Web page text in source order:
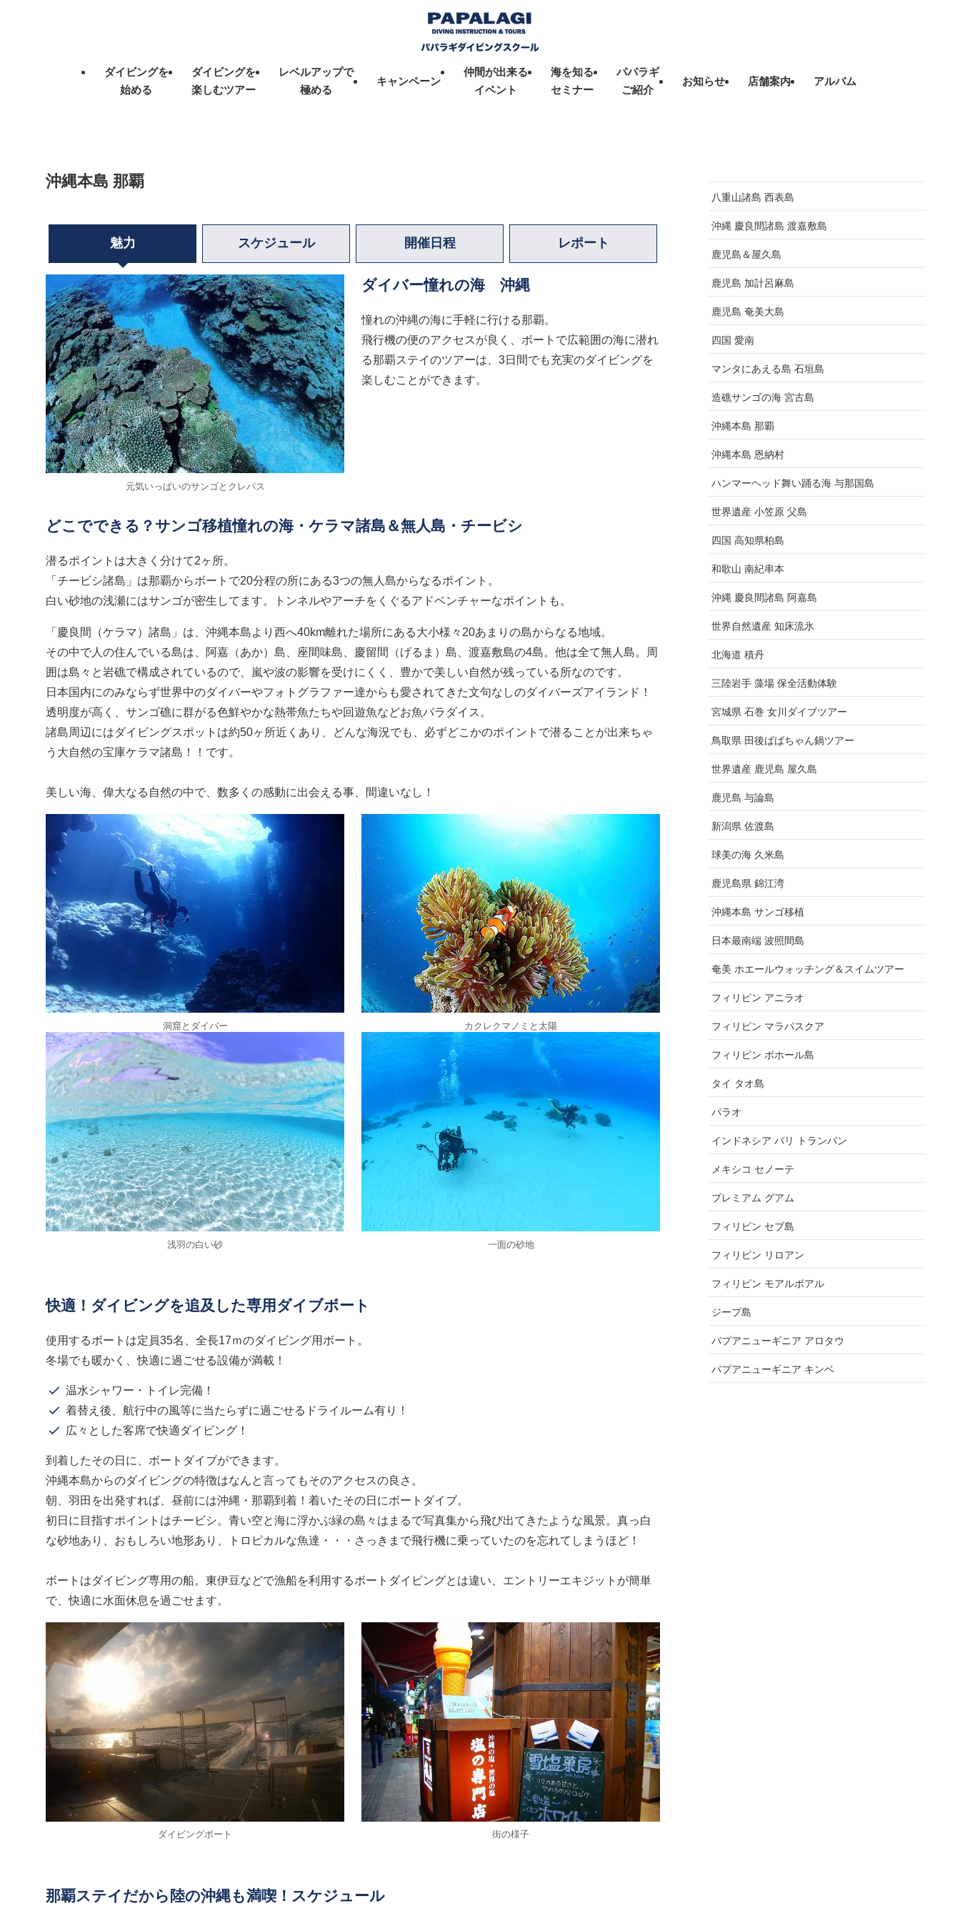
ダイビングを
始める
ダイビングを
楽しむツアー
レベルアップで
極める
キャンペーン
仲間が出来る
イベント
海を知る
セミナー
パパラギ
ご紹介
お知らせ 店舗案内 アルバム
沖縄本島 那覇
魅力 スケジュール 開催日程 レポート
元気いっぱいのサンゴとクレパス
ダイバー憧れの海 沖縄
憧れの沖縄の海に手軽に行ける那覇。
飛行機の便のアクセスが良く、ボートで広範囲の海に潜れ
る那覇ステイのツアーは、3日間でも充実のダイビングを
楽しむことができます。
どこでできる？サンゴ移植憧れの海・ケラマ諸島＆無人島・チービシ
潜るポイントは大きく分けて2ヶ所。
「チービシ諸島」は那覇からボートで20分程の所にある3つの無人島からなるポイント。
白い砂地の浅瀬にはサンゴが密生してます。トンネルやアーチをくぐるアドベンチャーなポイントも。
「慶良間（ケラマ）諸島」は、沖縄本島より西へ40km離れた場所にある大小様々20あまりの島からなる地域。
その中で人の住んでいる島は、阿嘉（あか）島、座間味島、慶留間（げるま）島、渡嘉敷島の4島。他は全て無人島。周
囲は島々と岩礁で構成されているので、嵐や波の影響を受けにくく、豊かで美しい自然が残っている所なのです。
日本国内にのみならず世界中のダイバーやフォトグラファー達からも愛されてきた文句なしのダイバーズアイランド！
透明度が高く、サンゴ礁に群がる色鮮やかな熱帯魚たちや回遊魚などお魚パラダイス。
諸島周辺にはダイビングスポットは約50ヶ所近くあり、どんな海況でも、必ずどこかのポイントで潜ることが出来ちゃ
う大自然の宝庫ケラマ諸島！！です。
美しい海、偉大なる自然の中で、数多くの感動に出会える事、間違いなし！
洞窟とダイバー カクレクマノミと太陽
浅羽の白い砂 一面の砂地
快適！ダイビングを追及した専用ダイブボート
使用するボートは定員35名、全長17ｍのダイビング用ボート。
冬場でも暖かく、快適に過ごせる設備が満載！
温水シャワー・トイレ完備！
着替え後、航行中の風等に当たらずに過ごせるドライルーム有り！
広々とした客席で快適ダイビング！
到着したその日に、ボートダイブができます。
沖縄本島からのダイビングの特徴はなんと言ってもそのアクセスの良さ。
朝、羽田を出発すれば、昼前には沖縄・那覇到着！着いたその日にボートダイブ。
初日に目指すポイントはチービシ。青い空と海に浮かぶ緑の島々はまるで写真集から飛び出てきたような風景。真っ白
な砂地あり、おもしろい地形あり、トロピカルな魚達・・・さっきまで飛行機に乗っていたのを忘れてしまうほど！
ボートはダイビング専用の船。東伊豆などで漁船を利用するボートダイビングとは違い、エントリーエキジットが簡単
で、快適に水面休息を過ごせます。
ダイビングボート 街の様子
那覇ステイだから陸の沖縄も満喫！スケジュール
八重山諸島 西表島
沖縄 慶良間諸島 渡嘉敷島
鹿児島＆屋久島
鹿児島 加計呂麻島
鹿児島 奄美大島
四国 愛南
マンタにあえる島 石垣島
造礁サンゴの海 宮古島
沖縄本島 那覇
沖縄本島 恩納村
ハンマーヘッド舞い踊る海 与那国島
世界遺産 小笠原 父島
四国 高知県柏島
和歌山 南紀串本
沖縄 慶良間諸島 阿嘉島
世界自然遺産 知床流氷
北海道 積丹
三陸岩手 藻場 保全活動体験
宮城県 石巻 女川ダイブツアー
鳥取県 田後ばばちゃん鍋ツアー
世界遺産 鹿児島 屋久島
鹿児島 与論島
新潟県 佐渡島
球美の海 久米島
鹿児島県 錦江湾
沖縄本島 サンゴ移植
日本最南端 波照間島
奄美 ホエールウォッチング＆スイムツアー
フィリピン アニラオ
フィリピン マラパスクア
フィリピン ボホール島
タイ タオ島
パラオ
インドネシア バリ トランバン
メキシコ セノーテ
プレミアム グアム
フィリピン セブ島
フィリピン リロアン
フィリピン モアルボアル
ジープ島
パプアニューギニア アロタウ
パプアニューギニア キンベ